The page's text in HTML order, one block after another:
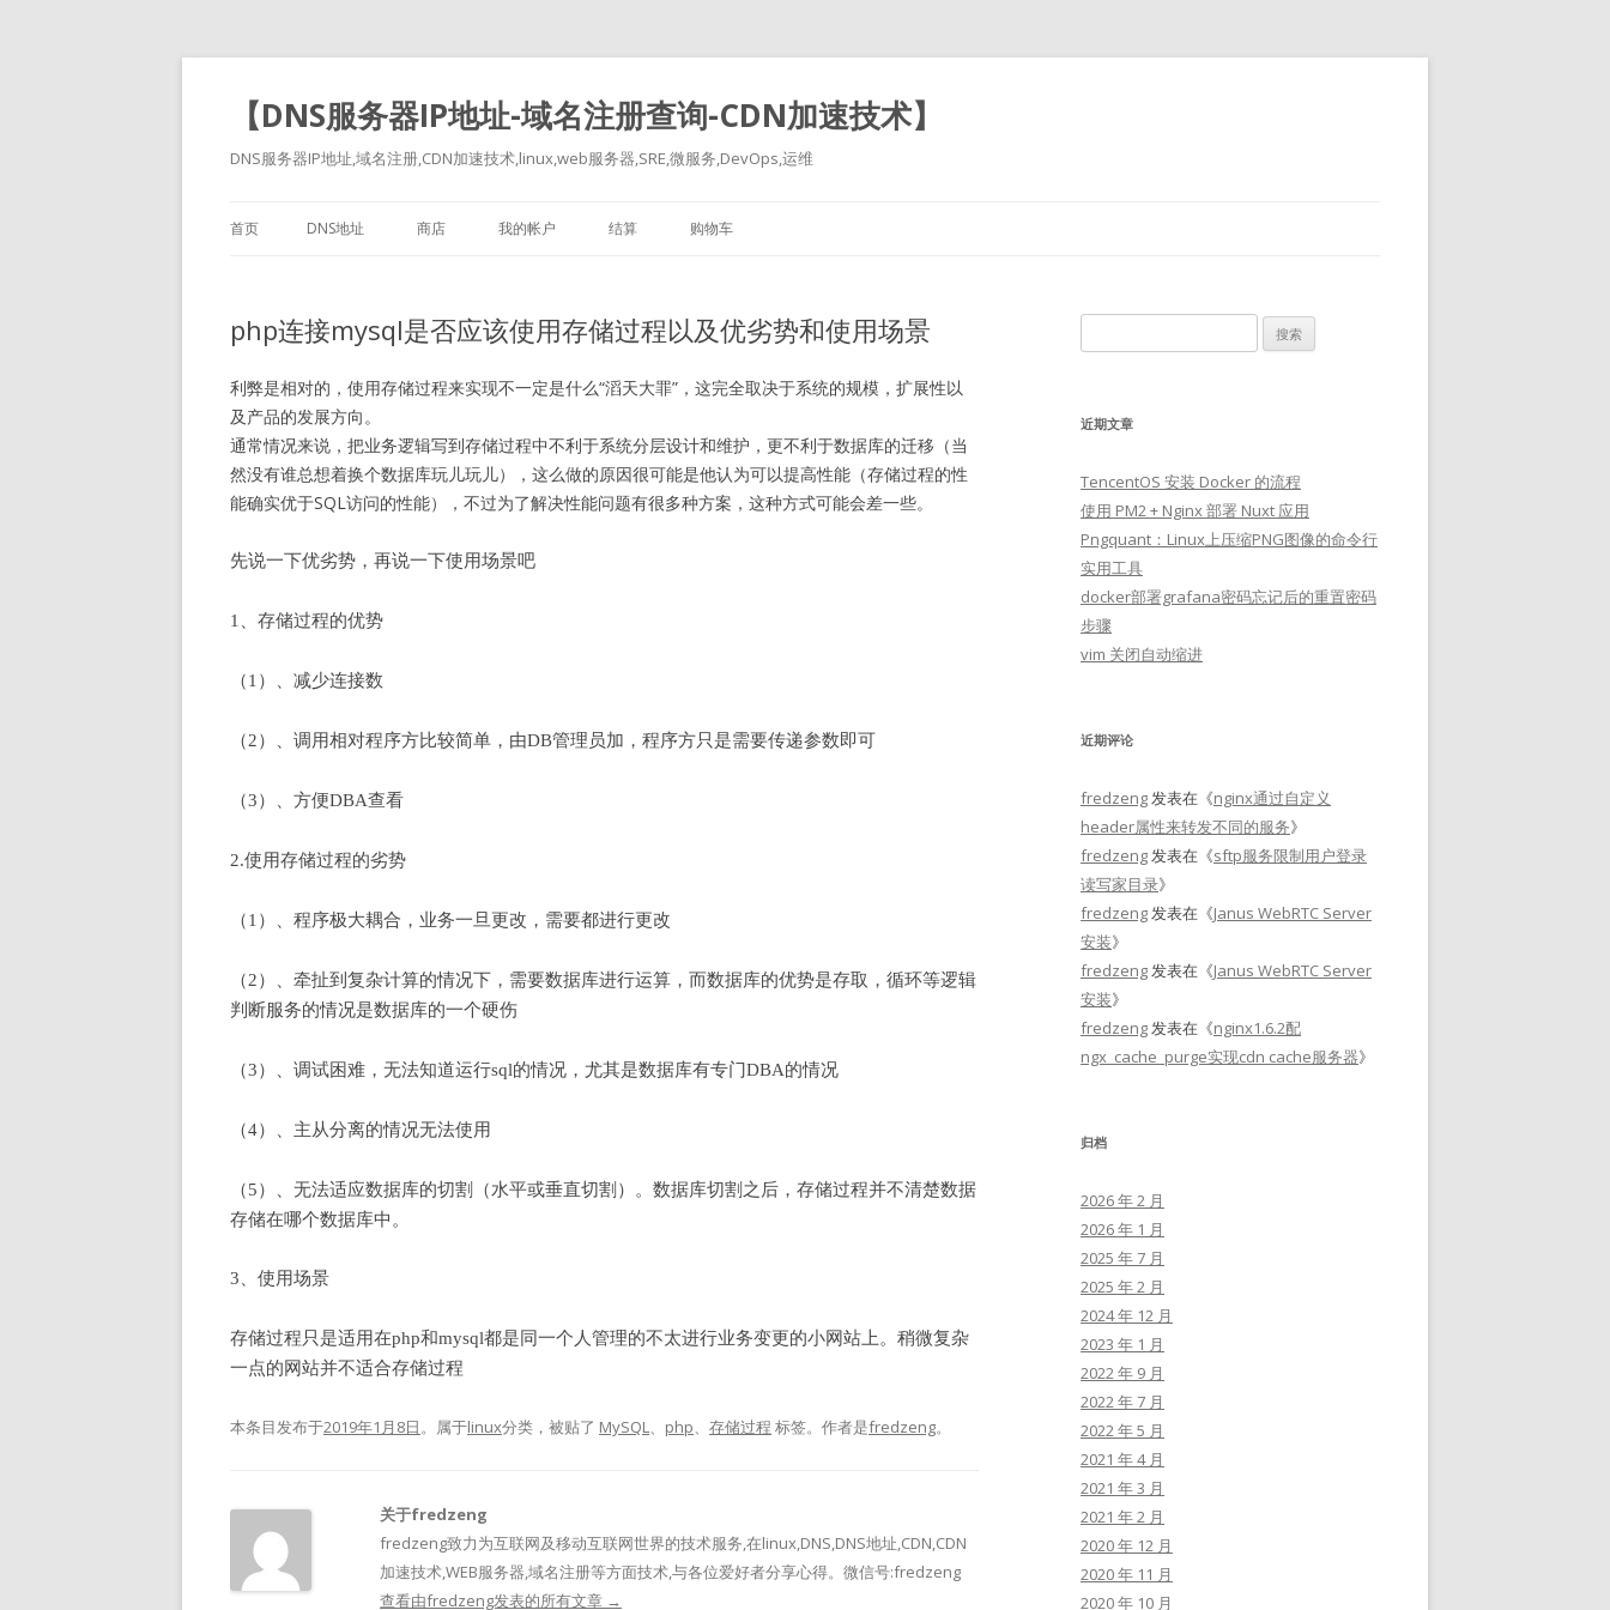
【DNS服务器IP地址-域名注册查询-CDN加速技术】
DNS服务器IP地址,域名注册,CDN加速技术,linux,web服务器,SRE,微服务,DevOps,运维
首页 DNS地址 商店 我的帐户 结算 购物车
php连接mysql是否应该使用存储过程以及优劣势和使用场景
利弊是相对的，使用存储过程来实现不一定是什么“滔天大罪”，这完全取决于系统的规模，扩展性以
及产品的发展方向。
通常情况来说，把业务逻辑写到存储过程中不利于系统分层设计和维护，更不利于数据库的迁移（当
然没有谁总想着换个数据库玩儿玩儿），这么做的原因很可能是他认为可以提高性能（存储过程的性
能确实优于SQL访问的性能），不过为了解决性能问题有很多种方案，这种方式可能会差一些。
先说一下优劣势，再说一下使用场景吧
1、存储过程的优势
（1）、减少连接数
（2）、调用相对程序方比较简单，由DB管理员加，程序方只是需要传递参数即可
（3）、方便DBA查看
2.使用存储过程的劣势
（1）、程序极大耦合，业务一旦更改，需要都进行更改
（2）、牵扯到复杂计算的情况下，需要数据库进行运算，而数据库的优势是存取，循环等逻辑
判断服务的情况是数据库的一个硬伤
（3）、调试困难，无法知道运行sql的情况，尤其是数据库有专门DBA的情况
（4）、主从分离的情况无法使用
（5）、无法适应数据库的切割（水平或垂直切割）。数据库切割之后，存储过程并不清楚数据
存储在哪个数据库中。
3、使用场景
存储过程只是适用在php和mysql都是同一个人管理的不太进行业务变更的小网站上。稍微复杂
一点的网站并不适合存储过程
本条目发布于2019年1月8日。属于linux分类，被贴了 MySQL、 php、 存储过程 标签。 作者是fredzeng。
关于fredzeng
fredzeng致力为互联网及移动互联网世界的技术服务,在linux,DNS,DNS地址,CDN,CDN
加速技术,WEB服务器,域名注册等方面技术,与各位爱好者分享心得。微信号:fredzeng
查看由fredzeng发表的所有文章 →
索：
近期文章
TencentOS 安装 Docker 的流程
使用 PM2 + Nginx 部署 Nuxt 应用
Pngquant：Linux上压缩PNG图像的命令行
实用工具
docker部署grafana密码忘记后的重置密码
步骤
vim 关闭自动缩进
近期评论
fredzeng发表在《nginx通过自定义
header属性来转发不同的服务》
fredzeng发表在《sftp服务限制用户登录
读写家目录》
fredzeng发表在《Janus WebRTC Server
安装》
fredzeng发表在《Janus WebRTC Server
安装》
fredzeng发表在《nginx1.6.2配
ngx_cache_purge实现cdn cache服务器》
归档
2026 年 2 月
2026 年 1 月
2025 年 7 月
2025 年 2 月
2024 年 12 月
2023 年 1 月
2022 年 9 月
2022 年 7 月
2022 年 5 月
2021 年 4 月
2021 年 3 月
2021 年 2 月
2020 年 12 月
2020 年 11 月
2020 年 10 月